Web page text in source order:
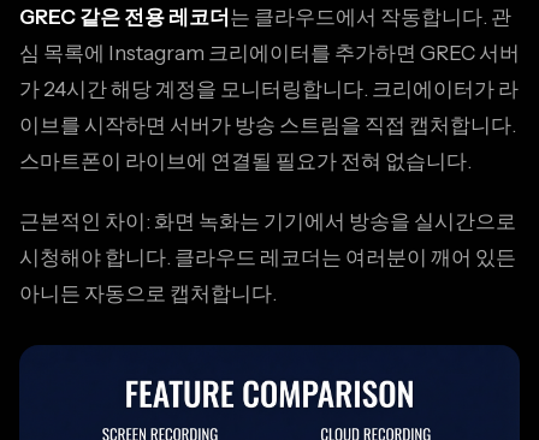
GREC 같은 전용 레코더 는 클라우드에서 작동합니다. 관
심 목록에 Instagram 크리에이터를 추가하면 GREC 서버
가 24시간 해당 계정을 모니터링합니다. 크리에이터가 라
이브를 시작하면 서버가 방송 스트림을 직접 캡처합니다.
스마트폰이 라이브에 연결될 필요가 전혀 없습니다.
근본적인 차이: 화면 녹화는 기기에서 방송을 실시간으로
시청해야 합니다. 클라우드 레코더는 여러분이 깨어 있든
아니든 자동으로 캡처합니다.